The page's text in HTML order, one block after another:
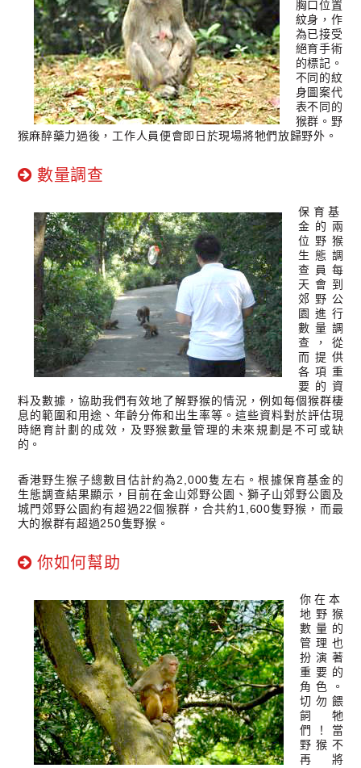
胸口位置
紋身，作
為已接受
絕育手術
的標記。
不同的紋
身圖案代
表不同的
猴群。野
猴麻醉藥力過後，工作人員便會即日於現場將牠們放歸野外。
數量調查
保育基
金的兩
位野猴
生態調
查員每
天會到
郊野公
園進行
數量調
查，從
而提供
各項重
要的資
料及數據，協助我們有效地了解野猴的情況，例如每個猴群棲
息的範圍和用途、年齡分佈和出生率等。這些資料對於評估現
時絕育計劃的成效，及野猴數量管理的未來規劃是不可或缺
的。
香港野生猴子總數目估計約為2,000隻左右。根據保育基金的
生態調查結果顯示，目前在金山郊野公園、獅子山郊野公園及
城門郊野公園約有超過22個猴群，合共約1,600隻野猴，而最
大的猴群有超過250隻野猴。
你如何幫助
你在本
地野猴
數量的
管理也
扮演著
重要的
角色。
切勿餵
飼牠
們！當
野猴不
再將